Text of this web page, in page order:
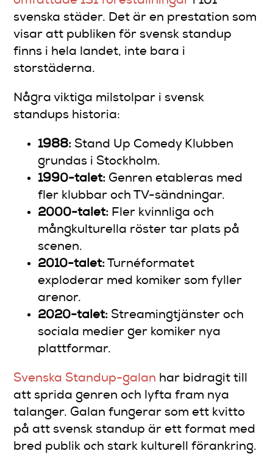
svenska städer. Det är en prestation som
visar att publiken för svensk standup
finns i hela landet, inte bara i
storstäderna.
Några viktiga milstolpar i svensk
standups historia:
1988: Stand Up Comedy Klubben
grundas i Stockholm.
1990-talet: Genren etableras med
fler klubbar och TV-sändningar.
2000-talet: Fler kvinnliga och
mångkulturella röster tar plats på
scenen.
2010-talet: Turnéformatet
exploderar med komiker som fyller
arenor.
2020-talet: Streamingtjänster och
sociala medier ger komiker nya
plattformar.
Svenska Standup-galan har bidragit till
att sprida genren och lyfta fram nya
talanger. Galan fungerar som ett kvitto
på att svensk standup är ett format med
bred publik och stark kulturell förankring.